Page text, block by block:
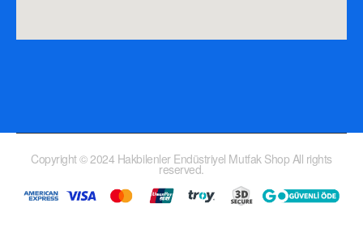
Copyright © 2024 Hakbilenler Endüstriyel Mutfak Shop All rights
reserved.